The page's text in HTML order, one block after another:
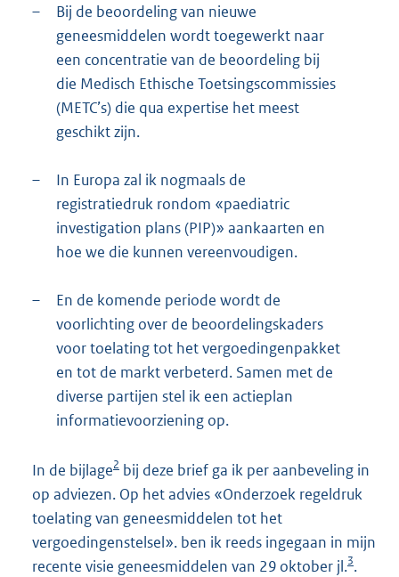
–
Bij de beoordeling van nieuwe
geneesmiddelen wordt toegewerkt naar
een concentratie van de beoordeling bij
die Medisch Ethische Toetsingscommissies
(METC’s) die qua expertise het meest
geschikt zijn.
–
In Europa zal ik nogmaals de
registratiedruk rondom «paediatric
investigation plans (PIP)» aankaarten en
hoe we die kunnen vereenvoudigen.
–
En de komende periode wordt de
voorlichting over de beoordelingskaders
voor toelating tot het vergoedingenpakket
en tot de markt verbeterd. Samen met de
diverse partijen stel ik een actieplan
informatievoorziening op.
In de bijlage2 bij deze brief ga ik per aanbeveling in
op adviezen. Op het advies «Onderzoek regeldruk
toelating van geneesmiddelen tot het
vergoedingenstelsel». ben ik reeds ingegaan in mijn
recente visie geneesmiddelen van 29 oktober jl.3.